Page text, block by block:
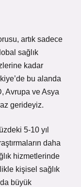
artık sadece
sağlık
kadar
bu alanda
Avrupa ve Asya
gerideyiz.
5-10 yıl
daha
hizmetlerinde
kişisel sağlık
büyük